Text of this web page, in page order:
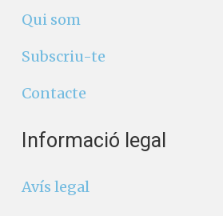
Qui som
Subscriu-te
Contacte
Informació legal
Avís legal